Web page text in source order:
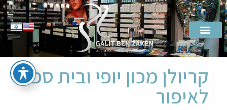
קריולן מכון יופי ובית ספר
לאיפור